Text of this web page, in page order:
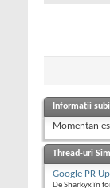
Informații
Momentan
Thread-uri
Google PR
De Sharkyx în